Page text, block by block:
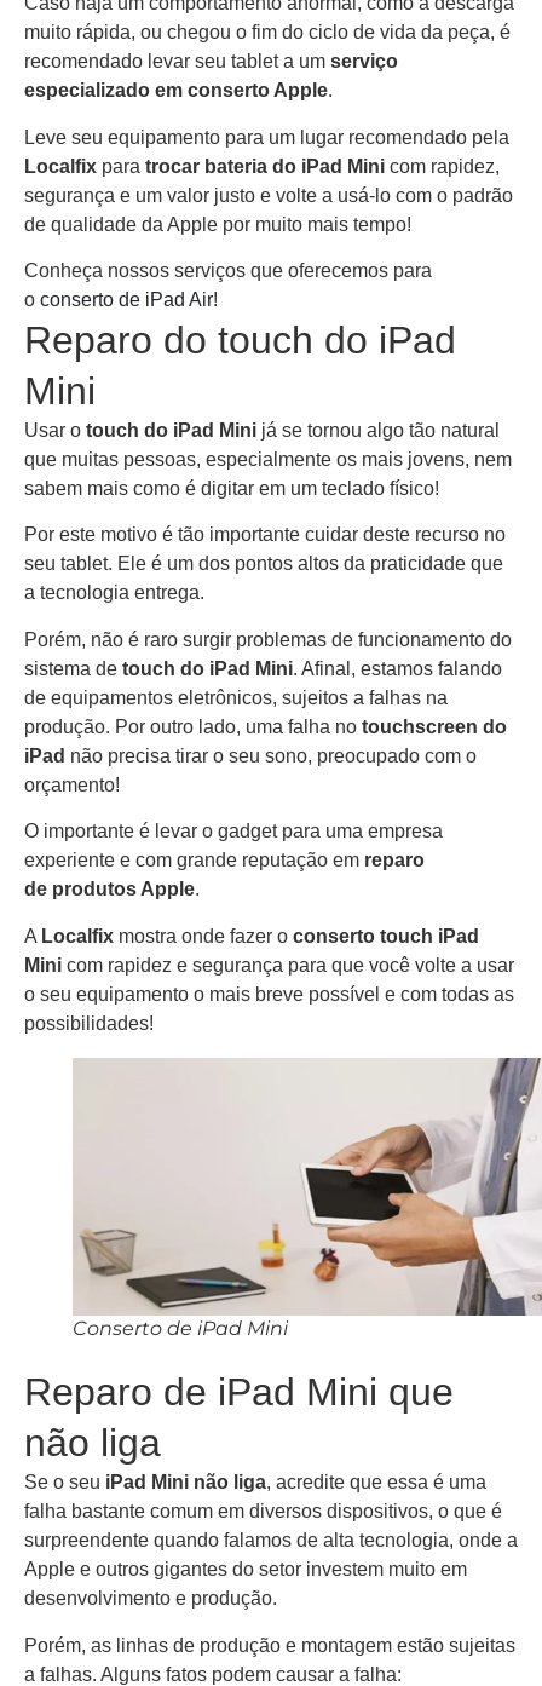
muito rápida, ou chegou o fim do ciclo de vida da peça, é
recomendado levar seu tablet a um serviço
especializado em conserto Apple.
Leve seu equipamento para um lugar recomendado pela
Localfix para trocar bateria do iPad Mini com rapidez,
segurança e um valor justo e volte a usá-lo com o padrão
de qualidade da Apple por muito mais tempo!
Conheça nossos serviços que oferecemos para
o conserto de iPad Air!
Reparo do touch do iPad
Mini
Usar o touch do iPad Mini já se tornou algo tão natural
que muitas pessoas, especialmente os mais jovens, nem
sabem mais como é digitar em um teclado físico!
Por este motivo é tão importante cuidar deste recurso no
seu tablet. Ele é um dos pontos altos da praticidade que
a tecnologia entrega.
Porém, não é raro surgir problemas de funcionamento do
sistema de touch do iPad Mini. Afinal, estamos falando
de equipamentos eletrônicos, sujeitos a falhas na
produção. Por outro lado, uma falha no touchscreen do
iPad não precisa tirar o seu sono, preocupado com o
orçamento!
O importante é levar o gadget para uma empresa
experiente e com grande reputação em reparo
de produtos Apple.
A Localfix mostra onde fazer o conserto touch iPad
Mini com rapidez e segurança para que você volte a usar
o seu equipamento o mais breve possível e com todas as
possibilidades!
Conserto de iPad Mini
Reparo de iPad Mini que
não liga
Se o seu iPad Mini não liga, acredite que essa é uma
falha bastante comum em diversos dispositivos, o que é
surpreendente quando falamos de alta tecnologia, onde a
Apple e outros gigantes do setor investem muito em
desenvolvimento e produção.
Porém, as linhas de produção e montagem estão sujeitas
a falhas. Alguns fatos podem causar a falha: